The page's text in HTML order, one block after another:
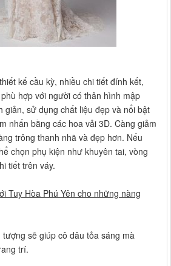
kế cầu kỳ, nhiều chi tiết đính kết,
hợp với người có thân hình mập
giản, sử dụng chất liệu đẹp và nổi bật
nhấn bằng các hoa vải 3D. Càng giảm
trông thanh nhã và đẹp hơn. Nếu
chọn phụ kiện như khuyên tai, vòng
tiết trên váy.
Tuy Hòa Phú Yên cho những nàng
sẽ giúp cô dâu tỏa sáng mà
trí.